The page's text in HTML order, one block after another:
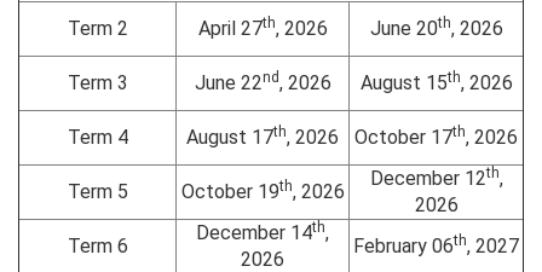
Term 2
April 27th, 2026 June 20th, 2026
Term 3 June 22nd, 2026 August 15th, 2026
Term 4 August 17th, 2026 October 17th, 2026
Term 5 October 19th, 2026
December 12th,
2026
Term 6
December 14th,
2026
February 06th, 2027